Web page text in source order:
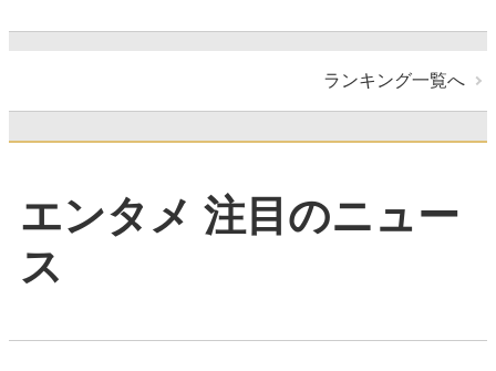
ランキング一覧へ
エンタメ 注目のニュー
ス